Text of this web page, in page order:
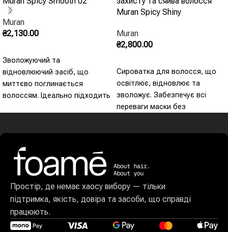
Muran
₴2,130.00
Зволожуючий та
відновлюючий засіб, що
миттєво поглинається
волоссям. Ідеально підходить
Зберігає яскравість кольору
волосся та захищає його від
сонячних променів. Містить
какао, мускатний горіх та
ялівець. Має неймовірний
аромат. Фіксація 1, блиск 10
Muran Spicy Shiny
Muran
₴2,800.00
Сироватка для волосся, що
освітлює, відновлює та
зволожує. Забезпечує всі
переваги маски без
Простір, де немає хаосу вибору — тільки
підтримка, якість, довіра та засоби, що справді
працюють.